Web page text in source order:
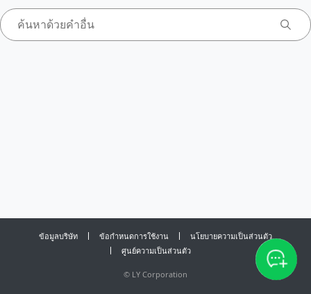
ข้อมูลบริษัท ข้อกำหนดการใช้งาน
นโยบายความเป็นส่วนตัว
ศูนย์ความเป็นส่วนตัว
© LY Corporation